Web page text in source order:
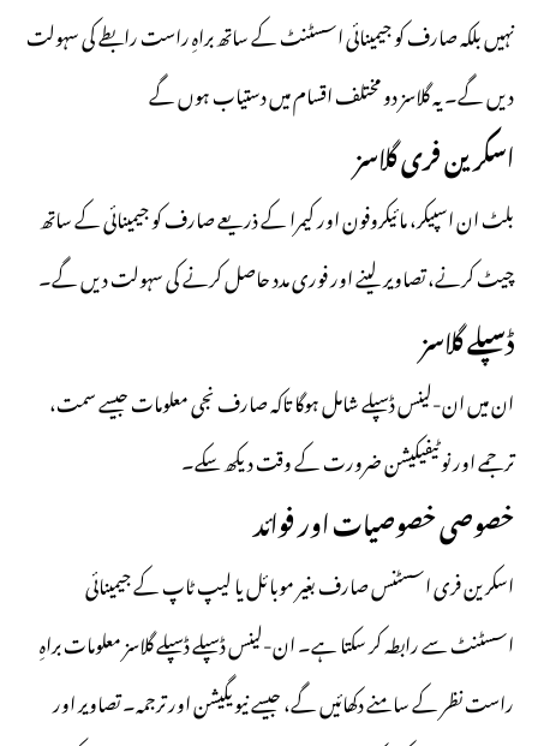
نہیں بلکہ صارف کو جیمینائی اسسٹنٹ کے ساتھ براہِ راست رابطے کی سہولت
دیں گے۔ یہ گلاسز دو مختلف اقسام میں دستیاب ہوں گے
اسکرین فری گلاسز
بلٹ ان اسپیکر، مائیکروفون اور کیمرا کے ذریعے صارف کو جیمینائی کے ساتھ
چیٹ کرنے، تصاویر لینے اور فوری مدد حاصل کرنے کی سہولت دیں گے۔
ڈسپلے گلاسز
ان میں ان-لینس ڈسپلے شامل ہوگا تاکہ صارف نجی معلومات جیسے سمت،
ترجمے اور نوٹیفیکیشن ضرورت کے وقت دیکھ سکے۔
خصوصی خصوصیات اور فوائد
اسکرین فری اسسٹنس صارف بغیر موبائل یا لیپ ٹاپ کے جیمینائی
اسسٹنٹ سے رابطہ کر سکتا ہے۔ ان-لینس ڈسپلے ڈسپلے گلاسز معلومات براہِ
راست نظر کے سامنے دکھائیں گے، جیسے نیویگیشن اور ترجمہ۔ تصاویر اور